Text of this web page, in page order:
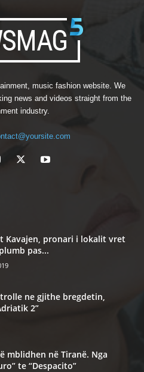
music fashion website. We
news and videos straight from the
industry.
Kavajen, pronari i lokalit vret
pas...
ne gjithe bregdetin,
2”
mblidhen në Tiranë. Nga
te “Despacito”